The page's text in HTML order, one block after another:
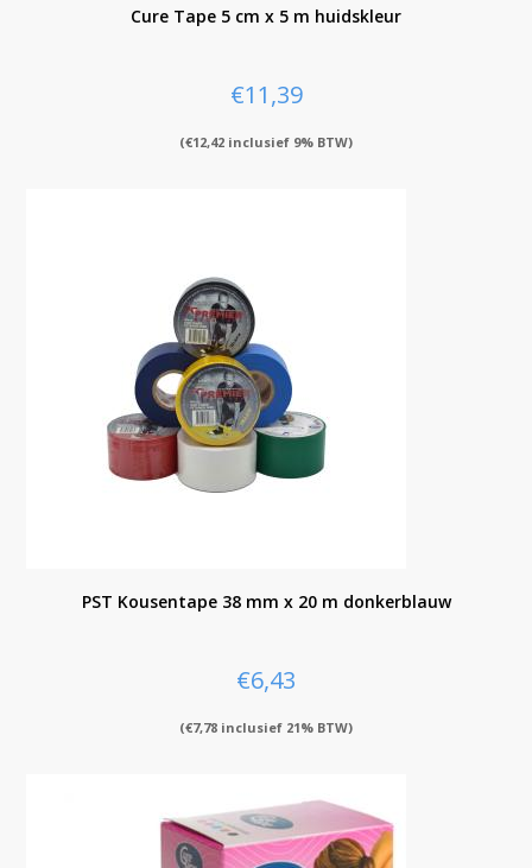
Cure Tape 5 cm x 5 m huidskleur
€11,39
(€12,42 inclusief 9% BTW)
PST Kousentape 38 mm x 20 m donkerblauw
€6,43
(€7,78 inclusief 21% BTW)